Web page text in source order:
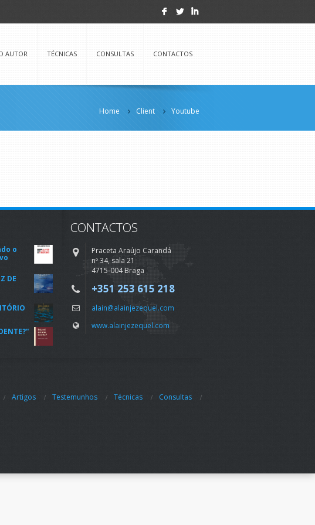
F L I
AUTOR TÉCNICAS CONSULTAS CONTACTOS
Home Client Youtube
o
DE
CONTACTOS
Praceta Araújo Carandá
nº 34, sala 21
4715-004 Braga
+351 253 615 218
alain@alainjezequel.com
www.alainjezequel.com
Artigos Testemunhos Técnicas Consultas